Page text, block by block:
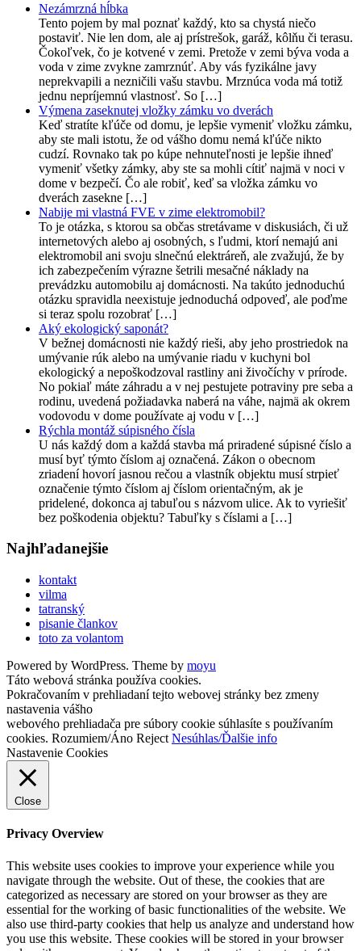
Nezámrzná hĺbka
Tento pojem by mal poznať každý, kto sa chystá niečo
postaviť. Nie len dom, ale aj prístrešok, garáž, kôlňu či terasu.
Čokoľvek, čo je kotvené v zemi. Pretože v zemi býva voda a
voda v zime zvykne zamrznúť. Aby vás fyzikálne javy
neprekvapili a nezničili vašu stavbu. Mrznúca voda má totiž
jednu nepríjemnú vlastnosť. So […]
Výmena zaseknutej vložky zámku vo dverách
Keď stratíte kľúče od domu, je lepšie vymeniť vložku zámku,
aby ste mali istotu, že od vášho domu nemá kľúče nikto
cudzí. Rovnako tak po kúpe nehnuteľnosti je lepšie ihneď
vymeniť všetky zámky, aby ste sa mohli cítiť najmä v noci v
dome v bezpečí. Čo ale robiť, keď sa vložka zámku vo
dverách zasekne […]
Nabije mi vlastná FVE v zime elektromobil?
To je otázka, s ktorou sa občas stretávame v diskusiách, či už
internetových alebo aj osobných, s ľudmi, ktorí nemajú ani
elektromobil ani svoju slnečnú elektráreň, ale zvažujú, že by
ich zabezpečením výrazne šetrili mesačné náklady na
prevádzku automobilu aj domácnosti. Na takúto jednoduchú
otázku spravidla neexistuje jednoduchá odpoveď, ale poďme
si teraz spolu rozobrať […]
Aký ekologický saponát?
V bežnej domácnosti nie každý rieši, aby jeho prostriedok na
umývanie rúk alebo na umývanie riadu v kuchyni bol
ekologický a nepoškodzoval rastliny ani živočíchy v prírode.
No pokiaľ máte záhradu a v nej pestujete potraviny pre seba a
rodinu, uvedená požiadavka naberá na váhe, najmä ak okrem
vodovodu v dome používate aj vodu v […]
Rýchla montáž súpisného čísla
U nás každý dom a každá stavba má priradené súpisné číslo a
musí byť týmto číslom aj označená. Zákon o obecnom
zriadení hovorí jasnou rečou a vlastník objektu musí strpieť
označenie týmto číslom aj číslom orientačným, ak je
pridelené, dokonca aj tabuľou s názvom ulice. Ak to vyriešiť
bez poškodenia objektu? Tabuľky s číslami a […]
Najhľadanejšie
kontakt
vilma
tatranský
pisanie člankov
toto za volantom
Powered by WordPress. Theme by moyu
Táto webová stránka používa cookies.
Pokračovaním v prehliadaní tejto webovej stránky bez zmeny
nastavenia vášho
webového prehliadača pre súbory cookie súhlasíte s používaním
cookies. Rozumiem/Áno Reject Nesúhlas/Ďalšie info
Nastavenie Cookies
Close
Privacy Overview
This website uses cookies to improve your experience while you
navigate through the website. Out of these, the cookies that are
categorized as necessary are stored on your browser as they are
essential for the working of basic functionalities of the website. We
also use third-party cookies that help us analyze and understand how
you use this website. These cookies will be stored in your browser